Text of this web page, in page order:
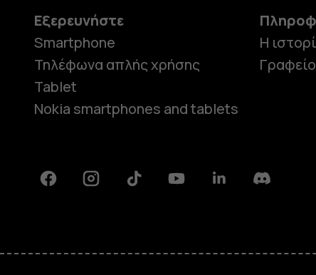
Εξερευνήστε
Smartphone
Τηλέφωνα απλής χρήσης
Tablet
Nokia smartphones and tablets
Η
FacebookInstagramTiktok YoutubeLinkedinDiscord